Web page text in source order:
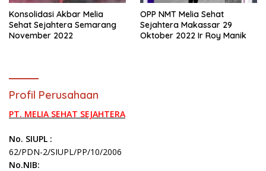
Konsolidasi Akbar Melia
Sehat Sejahtera Semarang
November 2022
OPP NMT Melia Sehat
Sejahtera Makassar 29
Oktober 2022 Ir Roy Manik
Profil Perusahaan
PT. MELIA SEHAT SEJAHTERA
No. SIUPL :
62/PDN-2/SIUPL/PP/10/2006
No.NIB: